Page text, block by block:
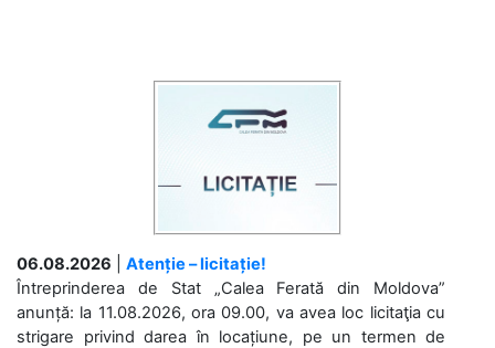
06.08.2026
Atenție – licitație!
Întreprinderea de Stat „Calea Ferată din Moldova”
anunță: la 11.08.2026, ora 09.00, va avea loc licitaţia cu
strigare privind darea în locațiune, pe un termen de